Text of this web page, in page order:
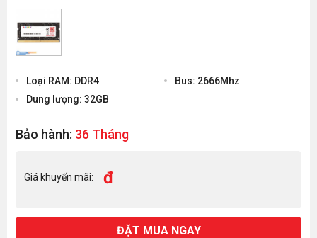
Loại RAM: DDR4
Dung lượng: 32GB
Bus: 2666Mhz
Bảo hành: 36 Tháng
Giá khuyến mãi: đ
ĐẶT MUA NGAY